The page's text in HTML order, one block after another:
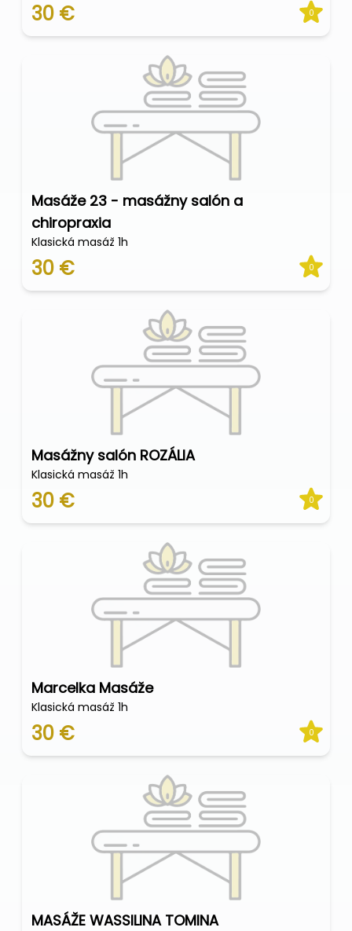
30 € 0
Masáže 23 - masážny salón a
chiropraxia
Klasická masáž 1h
30 € 0
Masážny salón ROZÁLIA
Klasická masáž 1h
30 € 0
Marcelka Masáže
Klasická masáž 1h
30 € 0
MASÁŽE WASSILINA TOMINA